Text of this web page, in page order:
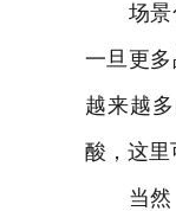
场景化
一旦更
越来越
酸，这里
当然，